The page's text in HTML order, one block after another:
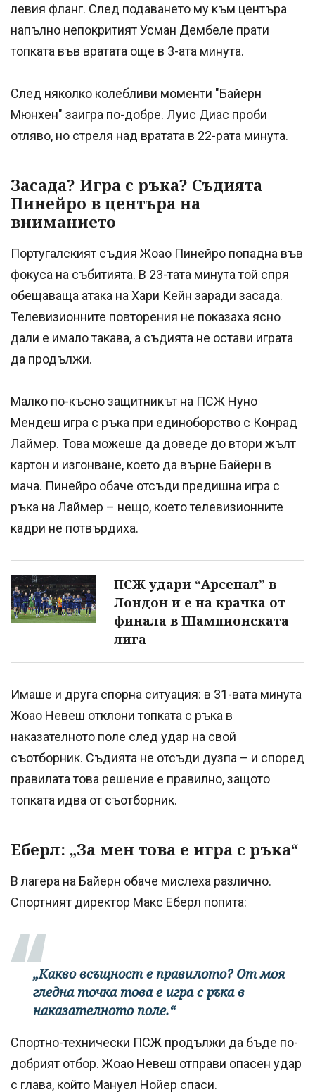
левия фланг. След подаването му към центъра
напълно непокритият Усман Дембеле прати
топката във вратата още в 3-ата минута.
След няколко колебливи моменти "Байерн
Мюнхен" заигра по-добре. Луис Диас проби
отляво, но стреля над вратата в 22-рата минута.
Засада? Игра с ръка? Съдията
Пинейро в центъра на
вниманието
Португалският съдия Жоао Пинейро попадна във
фокуса на събитията. В 23-тата минута той спря
обещаваща атака на Хари Кейн заради засада.
Телевизионните повторения не показаха ясно
дали е имало такава, а съдията не остави играта
да продължи.
Малко по-късно защитникът на ПСЖ Нуно
Мендеш игра с ръка при единоборство с Конрад
Лаймер. Това можеше да доведе до втори жълт
картон и изгонване, което да върне Байерн в
мача. Пинейро обаче отсъди предишна игра с
ръка на Лаймер – нещо, което телевизионните
кадри не потвърдиха.
ПСЖ удари “Арсенал” в
Лондон и е на крачка от
финала в Шампионската
лига
Имаше и друга спорна ситуация: в 31-вата минута
Жоао Невеш отклони топката с ръка в
наказателното поле след удар на свой
съотборник. Съдията не отсъди дузпа – и според
правилата това решение е правилно, защото
топката идва от съотборник.
Еберл: „За мен това е игра с ръка“
В лагера на Байерн обаче мислеха различно.
Спортният директор Макс Еберл попита:
„Какво всъщност е правилото? От моя
гледна точка това е игра с ръка в
наказателното поле.“
Спортно-технически ПСЖ продължи да бъде по-
добрият отбор. Жоао Невеш отправи опасен удар
с глава, който Мануел Нойер спаси.